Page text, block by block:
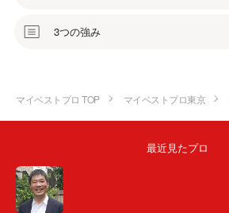
3つの強み
マイベストプロ TOP マイベストプロ東京
最近見たプロ